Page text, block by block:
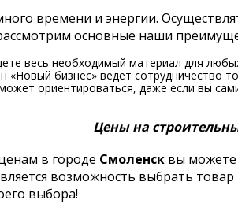
времени и энергии.
основные наши
весь необходимый материал для
«Новый бизнес» ведет
ориентироваться, даже если вы
Цены на
в городе Смоленск вы можете
возможность выбрать
выбора!